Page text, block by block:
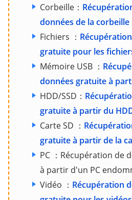
Corbeille：
données de la corbeille
Fichiers ：
gratuite pour les
Mémoire USB ：
données gratuite à
HDD/SSD：
gratuite à partir du
Carte SD ：
gratuite à partir de la
PC ：Récupération de
à partir d'un PC
Vidéo ： Récupération